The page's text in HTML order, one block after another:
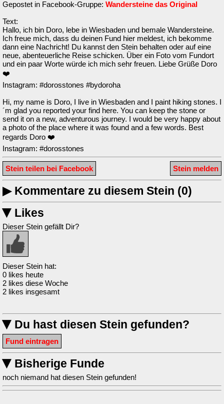
Gepostet in Facebook-Gruppe: Wandersteine das Original
Text:
Hallo, ich bin Doro, lebe in Wiesbaden und bemale Wandersteine.
Ich freue mich, dass du deinen Fund hier meldest, ich bekomme
dann eine Nachricht! Du kannst den Stein behalten oder auf eine
neue, abenteuerliche Reise schicken. Über ein Foto vom Fundort
und ein paar Worte würde ich mich sehr freuen. Liebe Grüße Doro
❤️
Instagram: #dorosstones #bydoroha
Hi, my name is Doro, I live in Wiesbaden and I paint hiking stones. I
´m glad you reported your find here. You can keep the stone or
send it on a new, adventurous journey. I would be very happy about
a photo of the place where it was found and a few words. Best
regards Doro ❤️
Instagram: #dorosstones
Stein melden
Stein teilen bei Facebook
▶Kommentare zu diesem Stein (0)
▶ Likes
Dieser Stein gefällt Dir?
Dieser Stein hat:
0 likes heute
2 likes diese Woche
2 likes insgesamt
▶ Du hast diesen Stein gefunden?
Fund eintragen
▶ Bisherige Funde
noch niemand hat diesen Stein gefunden!